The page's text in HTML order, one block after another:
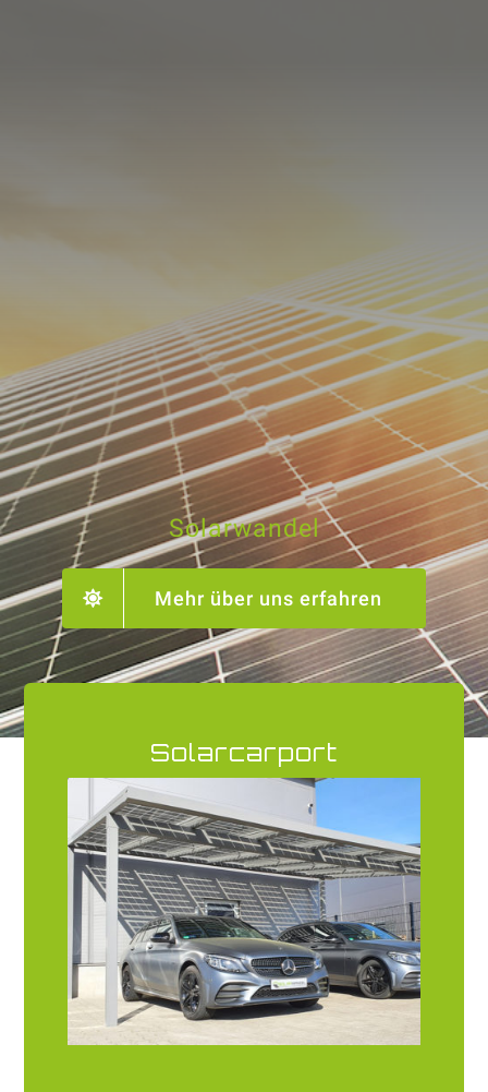
Solarwandel
Mehr über uns erfahren
Solarcarport